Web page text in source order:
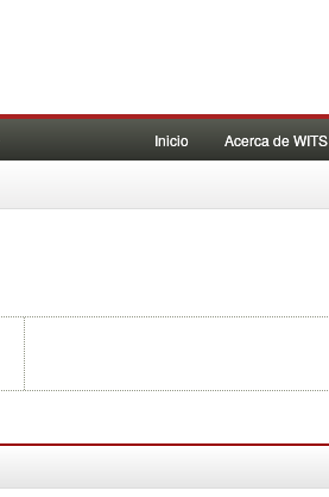
Inicio Acerca de WITS